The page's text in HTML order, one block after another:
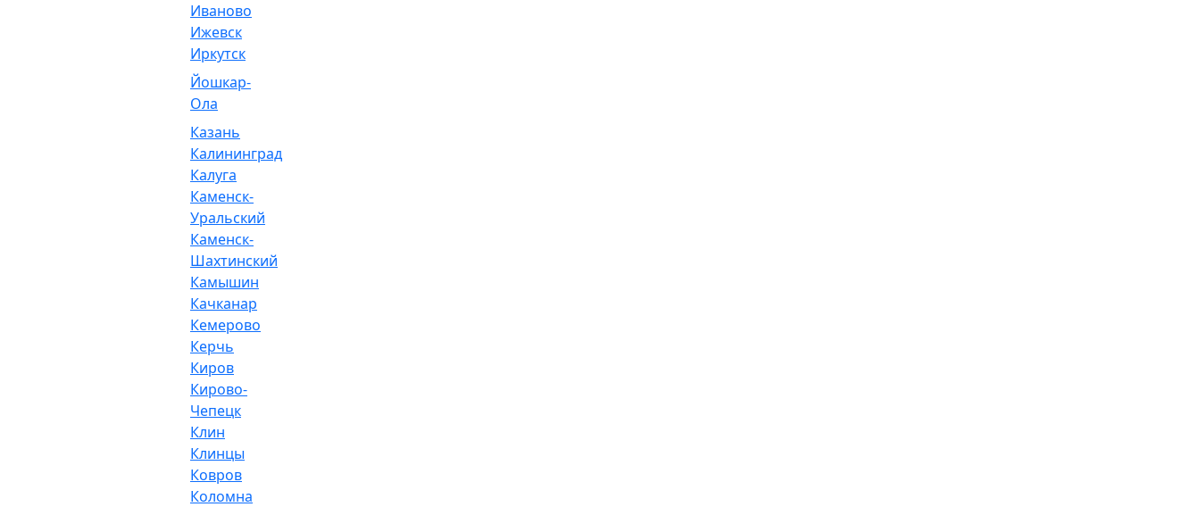
Иваново
Ижевск
Иркутск
Йошкар-
Ола
Казань
Калининград
Калуга
Каменск-
Уральский
Каменск-
Шахтинский
Камышин
Качканар
Кемерово
Керчь
Киров
Кирово-
Чепецк
Клин
Клинцы
Ковров
Коломна